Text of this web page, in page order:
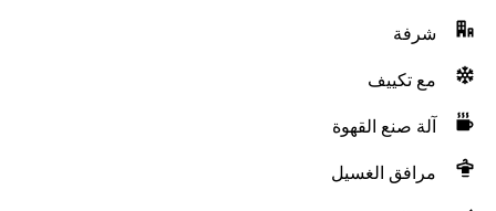
شرفة
مع تكييف
آلة صنع القهوة
مرافق الغسيل